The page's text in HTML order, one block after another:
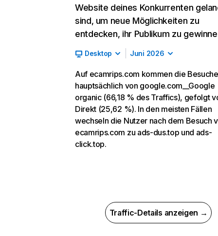
Website deines Konkurrenten
sind, um neue Möglichkeiten zu
entdecken, ihr Publikum zu
Desktop Juni 2026
Auf ecamrips.com kommen die
hauptsächlich von google.com__Google
organic (66,18 % des Traffics), gefolgt
Direkt (25,62 %). In den meisten Fällen
wechseln die Nutzer nach dem Besuch
ecamrips.com zu ads-dus.top und ads-
click.top.
Traffic-Details anzeigen →